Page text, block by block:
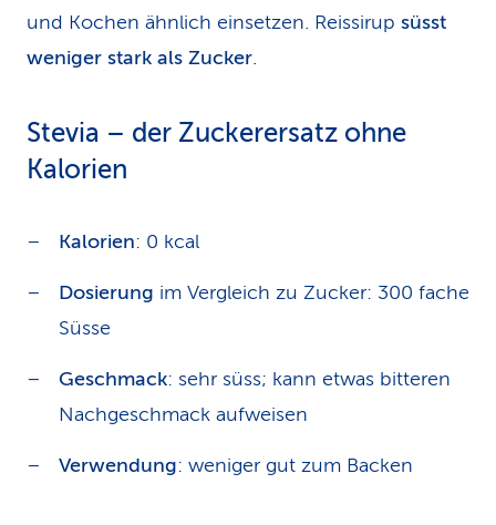
und Kochen ähnlich einsetzen. Reissirup süsst
weniger stark als Zucker.
Stevia – der Zuckerersatz ohne
Kalorien
Kalorien: 0 kcal
Dosierung im Vergleich zu Zucker: 300 fache
Süsse
Geschmack: sehr süss; kann etwas bitteren
Nachgeschmack aufweisen
Verwendung: weniger gut zum Backen